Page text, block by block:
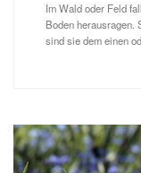
Im Wald oder Feld
Boden
sind sie dem einen